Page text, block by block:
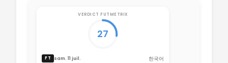
VERDICT FUTMETRIX
27
FT sam. 11 juil.
한국어